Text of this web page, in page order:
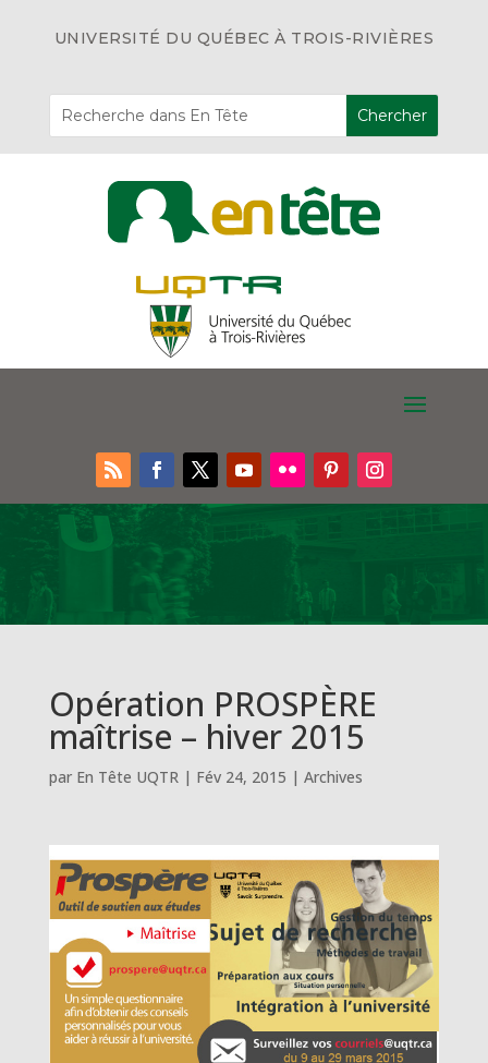
UNIVERSITÉ DU QUÉBEC À TROIS-RIVIÈRES
Opération PROSPÈRE
maîtrise – hiver 2015
par En Tête UQTR| Fév 24, 2015 | Archives